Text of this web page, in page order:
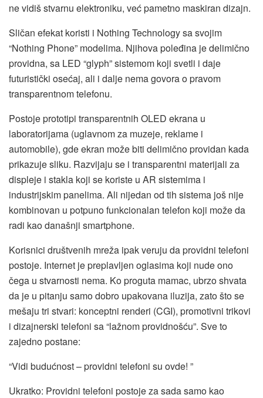
ne vidiš stvarnu elektroniku, već pametno maskiran dizajn.
Sličan efekat koristi i Nothing Technology sa svojim
“Nothing Phone” modelima. Njihova poleđina je delimično
providna, sa LED “glyph” sistemom koji svetli i daje
futuristički osećaj, ali i dalje nema govora o pravom
transparentnom telefonu.
Postoje prototipi transparentnih OLED ekrana u
laboratorijama (uglavnom za muzeje, reklame i
automobile), gde ekran može biti delimično providan kada
prikazuje sliku. Razvijaju se i transparentni materijali za
displeje i stakla koji se koriste u AR sistemima i
industrijskim panelima. Ali nijedan od tih sistema još nije
kombinovan u potpuno funkcionalan telefon koji može da
radi kao današnji smartphone.
Korisnici društvenih mreža ipak veruju da providni telefoni
postoje. Internet je preplavljen oglasima koji nude ono
čega u stvarnosti nema. Ko proguta mamac, ubrzo shvata
da je u pitanju samo dobro upakovana iluzija, zato što se
mešaju tri stvari: konceptni renderi (CGI), promotivni trikovi
i dizajnerski telefoni sa “lažnom providnošću”. Sve to
zajedno postane:
“Vidi budućnost – providni telefoni su ovde! ”
Ukratko: Providni telefoni postoje za sada samo kao